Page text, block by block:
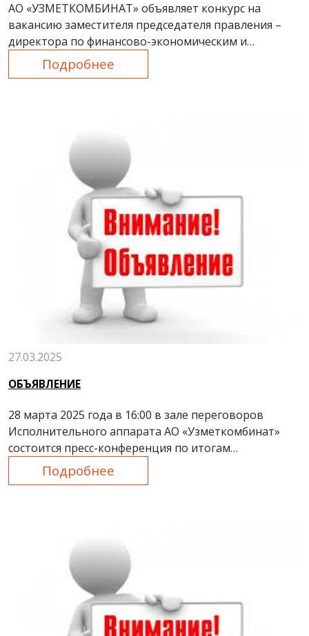
АО «УЗМЕТКОМБИНАТ» объявляет конкурс на
вакансию заместителя председателя правления –
директора по финансово-экономическим и
трансформационным вопросам
Подробнее
27.03.2025
ОБЪЯВЛЕНИЕ
28 марта 2025 года в 16:00 в зале переговоров
Исполнительного аппарата АО «Узметкомбинат»
состоится пресс-конференция по итогам
деятельности предприятия за 2024 год.
Подробнее